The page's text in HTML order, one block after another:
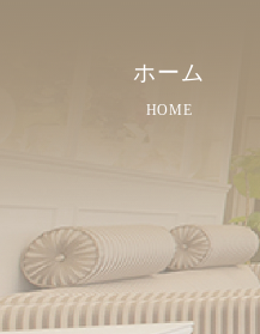
ホーム
HOME